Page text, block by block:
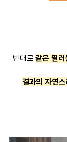
반대로 같은 필러
결과의 자연